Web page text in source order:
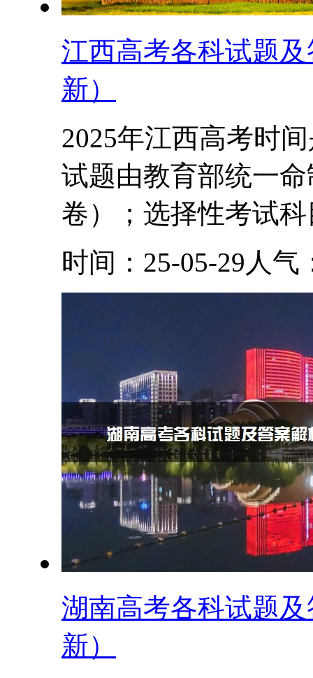
江西高考各科试题
新）
2025年江西高考时
试题由教育部统一
卷）；选择性考试
时间：25-05-29 人气
湖南高考各科试题
新）